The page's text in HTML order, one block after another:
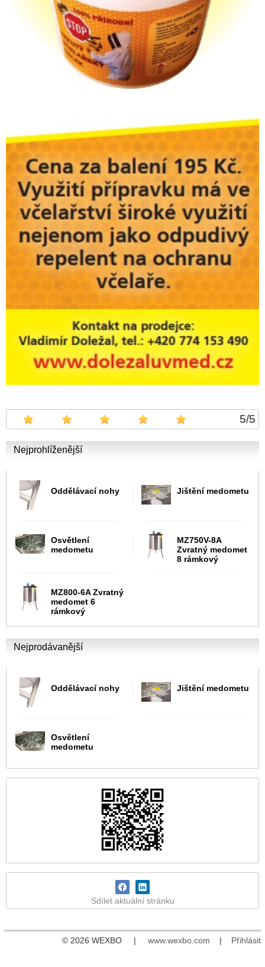
5/5
Nejprohlíženější
Oddělávací nohy Jištění medometu
Osvětlení
medometu
MZ750V-8A
Zvratný medomet
8 rámkový
MZ800-6A Zvratný
medomet 6
rámkový
Nejprodávanější
Oddělávací nohy Jištění medometu
Osvětlení
medometu
Sdílet aktuální stránku
© 2026 WEXBO | www.wexbo.com | Přihlásit